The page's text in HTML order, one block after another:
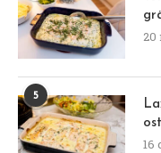
20
5
16